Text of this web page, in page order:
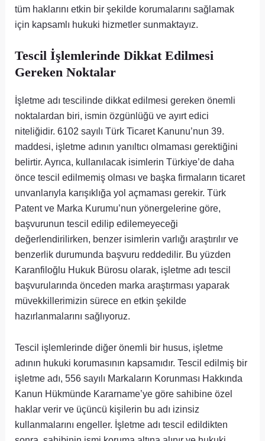
tüm haklarını etkin bir şekilde korumalarını sağlamak
için kapsamlı hukuki hizmetler sunmaktayız.
Tescil İşlemlerinde Dikkat Edilmesi
Gereken Noktalar
İşletme adı tescilinde dikkat edilmesi gereken önemli
noktalardan biri, ismin özgünlüğü ve ayırt edici
niteliğidir. 6102 sayılı Türk Ticaret Kanunu’nun 39.
maddesi, işletme adının yanıltıcı olmaması gerektiğini
belirtir. Ayrıca, kullanılacak isimlerin Türkiye’de daha
önce tescil edilmemiş olması ve başka firmaların ticaret
unvanlarıyla karışıklığa yol açmaması gerekir. Türk
Patent ve Marka Kurumu’nun yönergelerine göre,
başvurunun tescil edilip edilemeyeceği
değerlendirilirken, benzer isimlerin varlığı araştırılır ve
benzerlik durumunda başvuru reddedilir. Bu yüzden
Karanfiloğlu Hukuk Bürosu olarak, işletme adı tescil
başvurularında önceden marka araştırması yaparak
müvekkillerimizin sürece en etkin şekilde
hazırlanmalarını sağlıyoruz.
Tescil işlemlerinde diğer önemli bir husus, işletme
adının hukuki korumasının kapsamıdır. Tescil edilmiş bir
işletme adı, 556 sayılı Markaların Korunması Hakkında
Kanun Hükmünde Kararname’ye göre sahibine özel
haklar verir ve üçüncü kişilerin bu adı izinsiz
kullanmalarını engeller. İşletme adı tescil edildikten